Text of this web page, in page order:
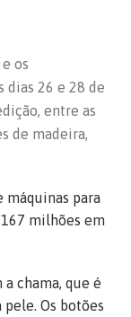
os
dias 26 e 28 de
entre as
de madeira,
máquinas para
milhões em
chama, que é
Os botões